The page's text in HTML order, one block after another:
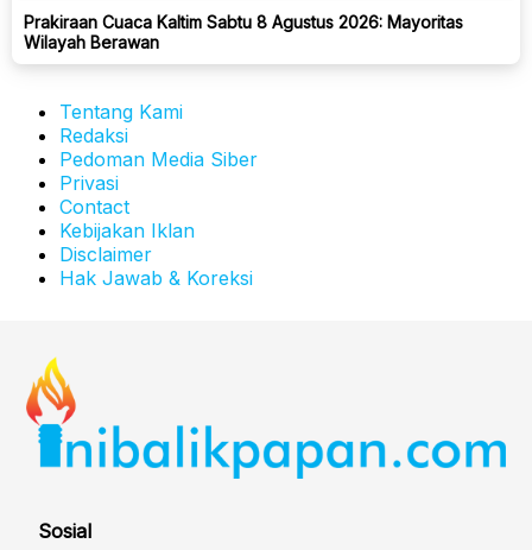
Prakiraan Cuaca Kaltim Sabtu 8 Agustus 2026: Mayoritas
Wilayah Berawan
Tentang Kami
Redaksi
Pedoman Media Siber
Privasi
Contact
Kebijakan Iklan
Disclaimer
Hak Jawab & Koreksi
Sosial